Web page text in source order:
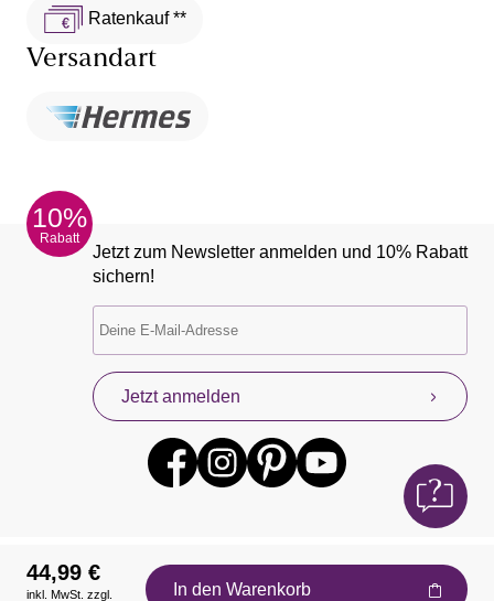
Ratenkauf **
Versandart
10%
Rabatt
Jetzt zum Newsletter anmelden und 10% Rabatt
sichern!
Jetzt anmelden
44,99 €
inkl. MwSt. zzgl.
In den Warenkorb